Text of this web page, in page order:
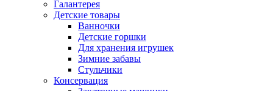
Галантерея
Детские товары
Ванночки
Детские горшки
Для хранения игрушек
Зимние забавы
Стульчики
Консервация